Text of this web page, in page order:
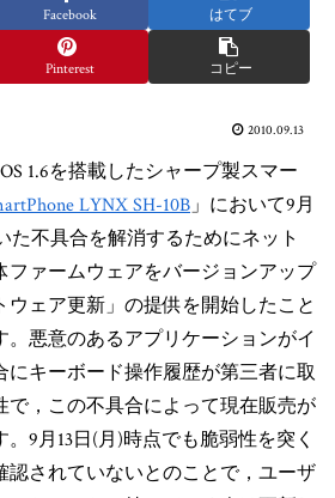
Facebook はてブ
Pinterest コピー
2010.09.13
1.6を搭載したシャープ製スマー
LYNX SH-10B」において9月
た不具合を解消するためにネット
ファームウェアをバージョンアップ
ェア更新」の提供を開始したこと
。悪意のあるアプリケーションがイ
にキーボード操作履歴が第三者に取
で，この不具合によって現在販売が
9月13日(月)時点でも脆弱性を突く
認されていないとのことで，ユーザ